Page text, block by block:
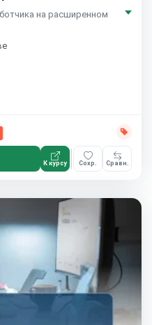
на расширенном
К курсу Сохр. Сравн.